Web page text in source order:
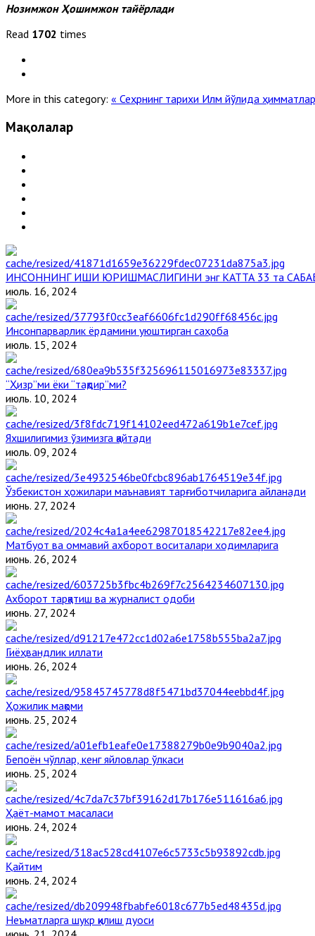
Нозимжон Ҳошимжон тайёрлади
Read 1702 times
More in this category: « Сеҳрнинг тарихи Илм йўлида
Мақолалар
ИНСОННИНГ ИШИ ЮРИШМАСЛИГИНИ энг КАТТА 33 та
июль. 16, 2024
Инсонпарварлик ёрдамини уюштирган саҳоба
июль. 15, 2024
“Ҳизр”ми ёки “тақдир”ми?
июль. 10, 2024
Яхшилигимиз ўзимизга қайтади
июль. 09, 2024
Ўзбекистон ҳожилари маънавият тарғиботчиларига айланади
июнь. 27, 2024
Матбуот ва оммавий ахборот воситалари ходимларига
июнь. 26, 2024
Ахборот тарқатиш ва журналист одоби
июнь. 27, 2024
Гиёҳвандлик иллати
июнь. 26, 2024
Ҳожилик мақоми
июнь. 25, 2024
Бепоён чўллар, кенг яйловлар ўлкаси
июнь. 25, 2024
Ҳаёт-мамот масаласи
июнь. 24, 2024
Қайтим
июнь. 24, 2024
Неъматларга шукр қилиш дуоси